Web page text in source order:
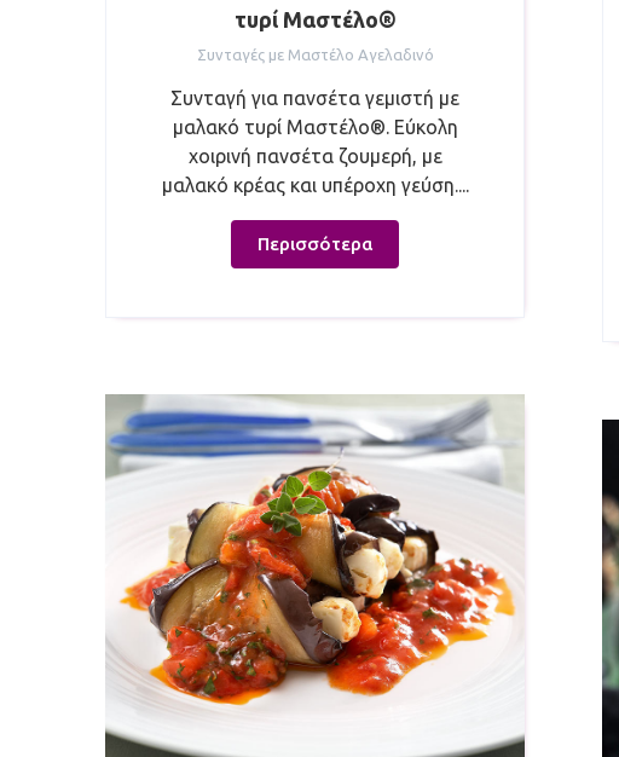
τυρί Μαστέλο®
Συνταγές με Μαστέλο Αγελαδινό
Συνταγή για πανσέτα γεμιστή με
μαλακό τυρί Μαστέλο®. Εύκολη
χοιρινή πανσέτα ζουμερή, με
μαλακό κρέας και υπέροχη γεύση....
Περισσότερα